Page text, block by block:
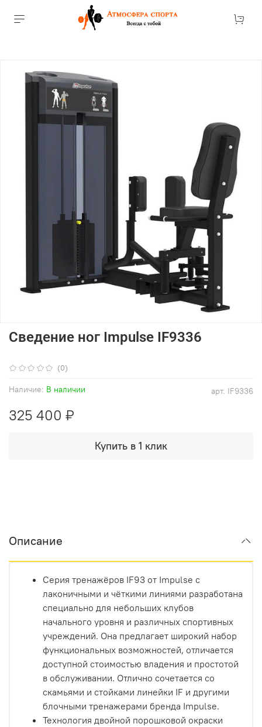
(0)
арт. IF9336
Наличие: В наличии
Сведение ног Impulse IF9336
325 400 ₽
Купить в 1 клик
Описание
Серия тренажёров IF93 от Impulse с
лаконичными и чёткими линиями разработана
специально для небольших клубов
начального уровня и различных спортивных
учреждений. Она предлагает широкий набор
функциональных возможностей, отличается
доступной стоимостью владения и простотой
в обслуживании. Отлично сочетается со
скамьями и стойками линейки IF и другими
блочными тренажерами бренда Impulse.
Технология двойной порошковой окраски